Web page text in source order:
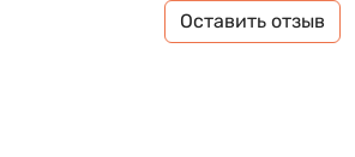
Оставить отзыв